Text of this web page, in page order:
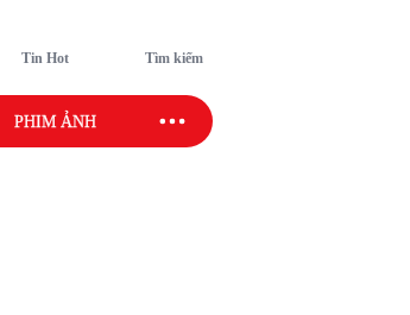
Tin Hot Tìm kiếm
PHIM ẢNH SAO SPORT